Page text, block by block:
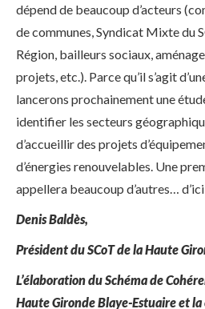
dépend de beaucoup d’acteurs
de communes, Syndicat Mixte du
Région, bailleurs sociaux,
projets, etc.). Parce qu’il s’agit
lancerons prochainement une
identifier les secteurs
d’accueillir des projets
d’énergies renouvelables. Une
appellera beaucoup d’autres…
Denis Baldès,
Président du SCoT de la Haute
L’élaboration du Schéma de
Haute Gironde Blaye-Estuaire et